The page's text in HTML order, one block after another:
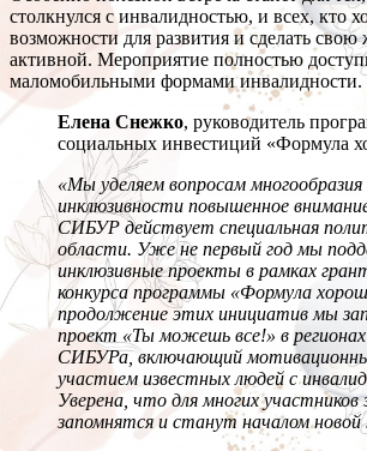
столкнулся с инвалидностью, и всех, кто
возможности для развития и сделать свою
активной. Мероприятие полностью
маломобильными формами инвалидности.
Елена Снежко, руководитель
социальных инвестиций «Формула
«Мы уделяем вопросам многообразия
инклюзивности повышенное
СИБУР действует специальная
области. Уже не первый год мы
инклюзивные проекты в рамках
конкурса программы «Формула
продолжение этих инициатив мы
проект «Ты можешь все!» в
СИБУРа, включающий
участием известных людей с
Уверена, что для многих
запомнятся и станут началом